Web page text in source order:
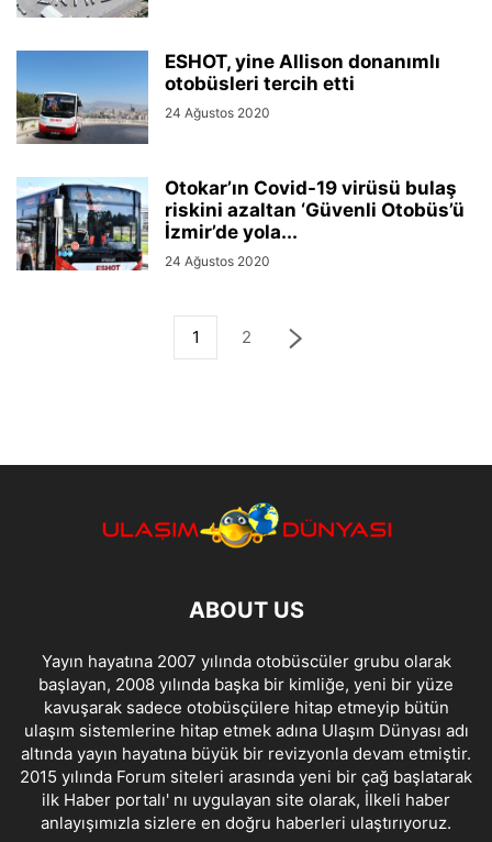
ESHOT, yine Allison donanımlı
otobüsleri tercih etti
24 Ağustos 2020
Otokar’ın Covid-19 virüsü bulaş
riskini azaltan ‘Güvenli Otobüs’ü
İzmir’de yola...
24 Ağustos 2020
1 2
ABOUT US
Yayın hayatına 2007 yılında otobüscüler grubu olarak
başlayan, 2008 yılında başka bir kimliğe, yeni bir yüze
kavuşarak sadece otobüsçülere hitap etmeyip bütün
ulaşım sistemlerine hitap etmek adına Ulaşım Dünyası adı
altında yayın hayatına büyük bir revizyonla devam etmiştir.
2015 yılında Forum siteleri arasında yeni bir çağ başlatarak
ilk Haber portalı' nı uygulayan site olarak, İlkeli haber
anlayışımızla sizlere en doğru haberleri ulaştırıyoruz.